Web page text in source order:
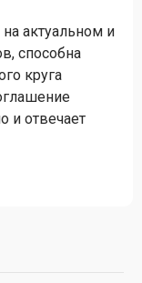
актуальном и
способна
круга
и отвечает